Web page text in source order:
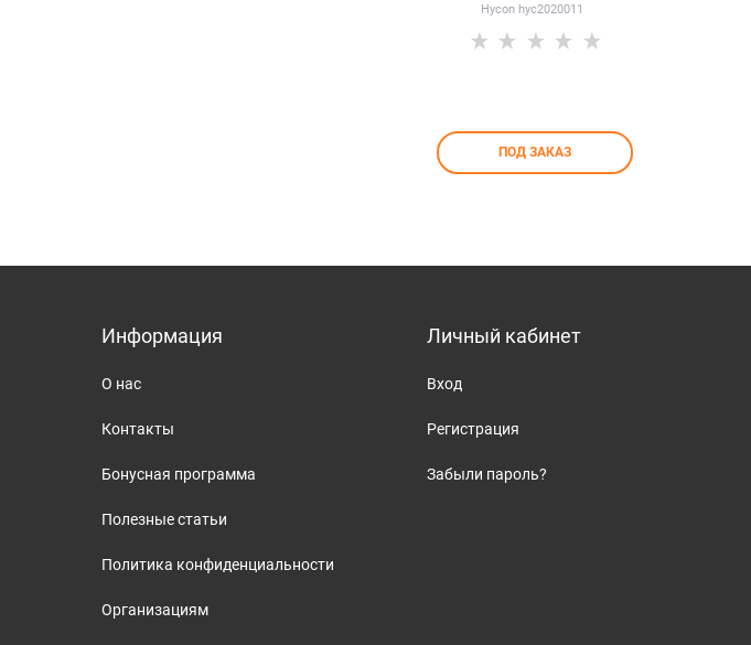
Hycon hyc2020011
ПОД ЗАКАЗ
Информация
О нас
Контакты
Бонусная программа
Полезные статьи
Политика конфиденциальности
Организациям
Личный кабинет
Вход
Регистрация
Забыли пароль?